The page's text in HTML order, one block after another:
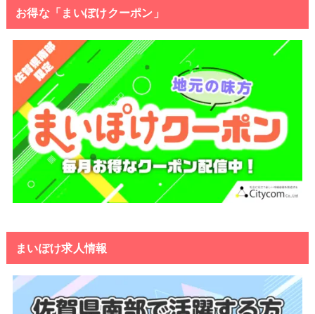
お得な「まいぽけクーポン」
まいぽけ求人情報